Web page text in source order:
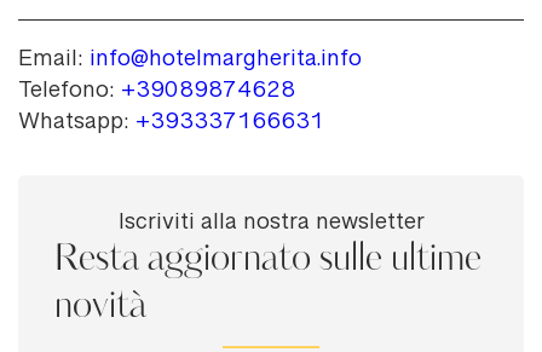
Email: info@hotelmargherita.info
Telefono: +39089874628
Whatsapp: +393337166631
Iscriviti alla nostra newsletter
Resta aggiornato sulle ultime
novità